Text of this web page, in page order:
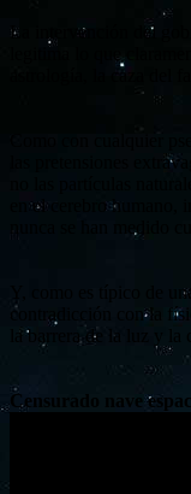
La intervención del
legitima lo que
astrología, la caza del
Como con cualquier
las pretensiones
no las partículas
en el cerebro humano,
nunca se han medido
Y, como es típico de
contradicción con la
la barrera de la luz y la
Censurado nave